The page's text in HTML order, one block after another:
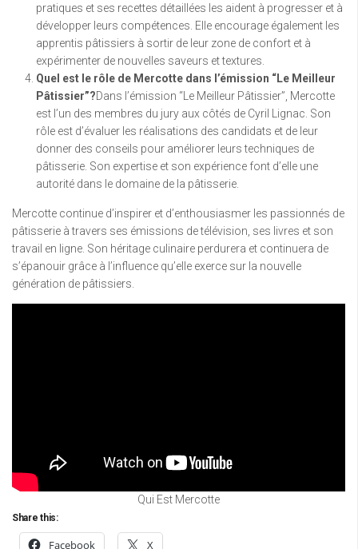
pratiques et ses recettes détaillées les aident à progresser et à
développer leurs compétences. Elle encourage également les
apprentis pâtissiers à sortir de leur zone de confort et à
expérimenter de nouvelles saveurs et textures.
Quel est le rôle de Mercotte dans l’émission “Le Meilleur
Pâtissier”?Dans l’émission “Le Meilleur Pâtissier”, Mercotte
est l’un des membres du jury aux côtés de Cyril Lignac. Son
rôle est d’évaluer les réalisations des candidats et de leur
donner des conseils pour améliorer leurs techniques de
pâtisserie. Son expertise et son expérience font d’elle une
autorité dans le domaine de la pâtisserie.
Mercotte continue d’inspirer et d’enthousiasmer les passionnés de
pâtisserie à travers ses émissions de télévision, ses livres et son
travail en ligne. Son héritage culinaire perdurera et continuera de
s’épanouir grâce à l’influence qu’elle exerce sur la nouvelle
génération de pâtissiers.
Qui Est Mercotte
Share this:
Facebook X